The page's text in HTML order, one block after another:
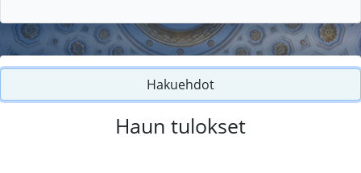
Hakuehdot
Haun tulokset